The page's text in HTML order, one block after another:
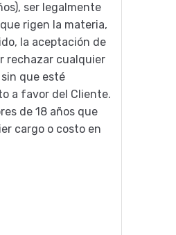
ser legalmente
rigen la materia,
la aceptación de
rechazar cualquier
que esté
a favor del Cliente.
de 18 años que
cargo o costo en